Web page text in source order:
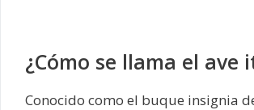
¿Cómo se llama el ave
Conocido como el buque insignia